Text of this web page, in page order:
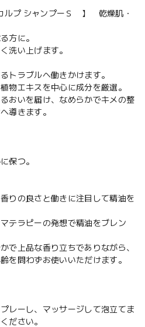
ルプ シャンプーＳ 】 乾燥肌・
方に。
洗い上げます。
トラブルへ働きかけます。
物エキスを中心に成分を厳選。
おいを届け、なめらかでキメの整
導きます。
保つ。
りの良さと働きに注目して精油を
テラピーの発想で精油をブレン
で上品な香り立ちでありながら、
を問わずお使いいただけます。
レーし、マッサージして泡立てま
ださい。